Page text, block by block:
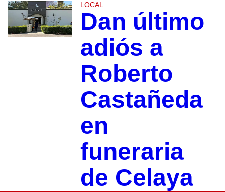
LOCAL
Dan último
adiós a
Roberto
Castañeda
en
funeraria
de Celaya